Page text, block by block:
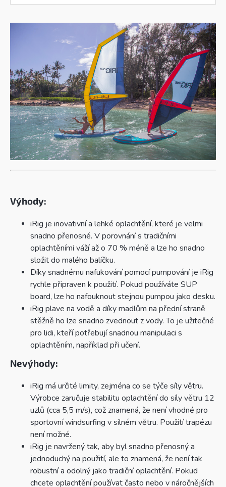
Výhody:
iRig je inovativní a lehké oplachtění, které je velmi
snadno přenosné. V porovnání s tradičními
oplachtěními váží až o 70 % méně a lze ho snadno
složit do malého balíčku.
Díky snadnému nafukování pomocí pumpování je iRig
rychle připraven k použití. Pokud používáte SUP
board, lze ho nafouknout stejnou pumpou jako desku.
iRig plave na vodě a díky madlům na přední straně
stěžně ho lze snadno zvednout z vody. To je užitečné
pro lidi, kteří potřebují snadnou manipulaci s
oplachtěním, například při učení.
Nevýhody:
iRig má určité limity, zejména co se týče síly větru.
Výrobce zaručuje stabilitu oplachtění do síly větru 12
uzlů (cca 5,5 m/s), což znamená, že není vhodné pro
sportovní windsurfing v silném větru. Použití trapézu
není možné.
iRig je navržený tak, aby byl snadno přenosný a
jednoduchý na použití, ale to znamená, že není tak
robustní a odolný jako tradiční oplachtění. Pokud
chcete oplachtění používat často nebo v náročnějších